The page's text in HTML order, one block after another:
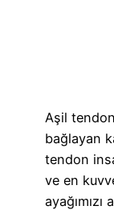
Aşil
bağlayan
tendon
ve en